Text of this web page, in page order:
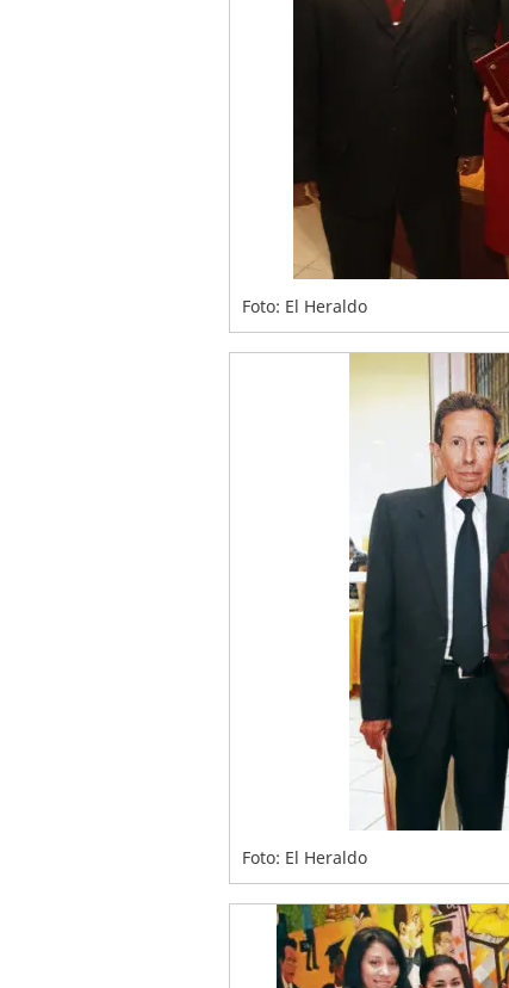
Foto: El Heraldo
Foto: El Heraldo